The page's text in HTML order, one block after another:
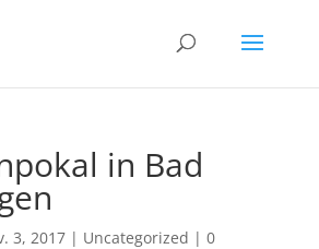
in Bad
3, 2017| Uncategorized | 0